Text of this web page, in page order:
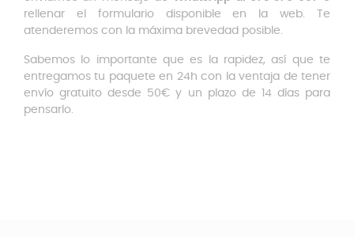
rellenar el formulario disponible en la web. Te
atenderemos con la máxima brevedad posible.
Sabemos lo importante que es la rapidez, así que te
entregamos tu paquete en 24h con la ventaja de tener
envío gratuito desde 50€ y un plazo de 14 días para
pensarlo.